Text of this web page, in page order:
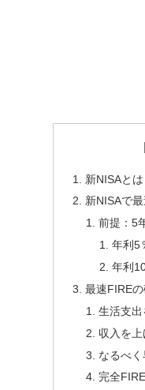
新NISAとは
新NISAで
前提：5
年利5
年利
最速FIRE
生活支出
収入を上
なるべ
完全